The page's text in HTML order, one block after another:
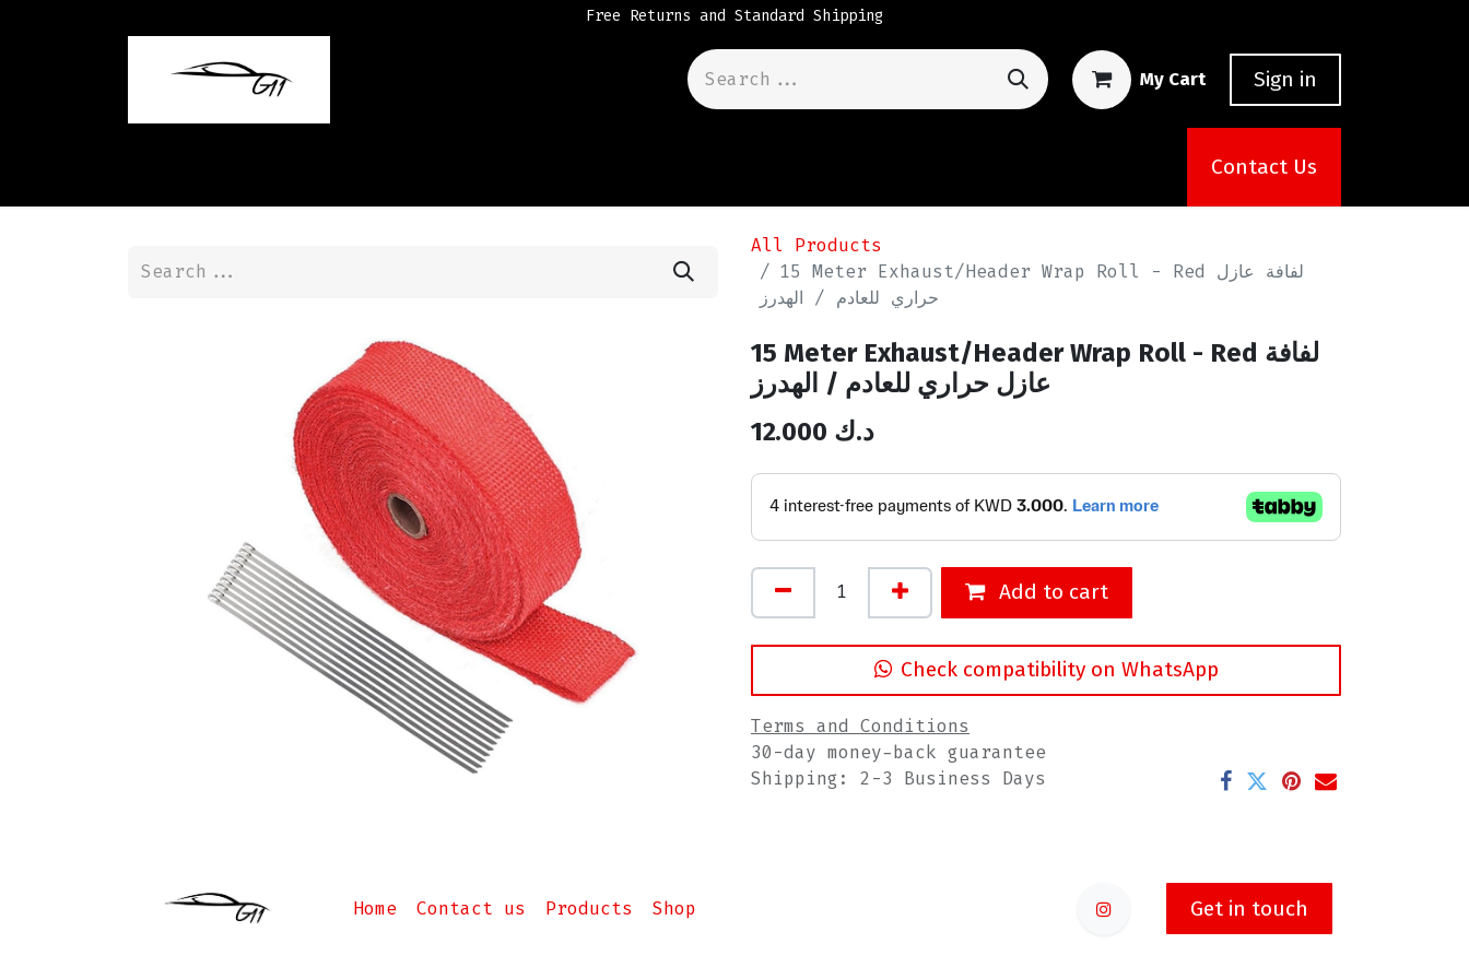
Free Returns and Standard Shipping
My Cart Sign in
Contact Us
All Products
15 Meter Exhaust/Header Wrap Roll - Red لفافة عازل
حراري للعادم / الهدرز
15 Meter Exhaust/Header Wrap Roll - Red لفافة
عازل حراري للعادم / الهدرز
12.000 د.ك
Add to cart
Check compatibility on WhatsApp
Terms and Conditions
30-day money-back guarantee
Shipping: 2-3 Business Days
Home Contact us Products Shop Get in touch